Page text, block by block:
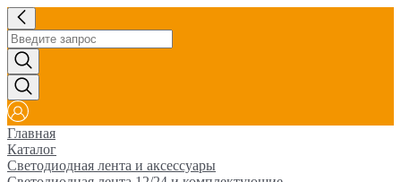
Главная
Каталог
Светодиодная лента и аксессуары